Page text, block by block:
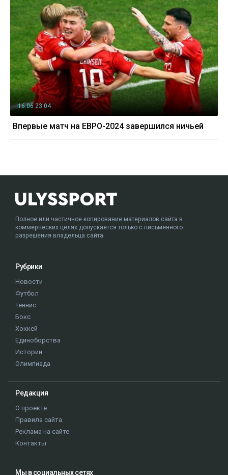
16.06 23:04
Впервые матч на ЕВРО-2024 завершился ничьей
Полное или частичное копирование материалов сайта в
коммерческих целях допускается только с письменного
разрешения владельца сайта.
Рубрики
Новости
Футбол
Теннис
Бокс
Хоккей
Единоборства
Истории
Олимпиада
Редакция
О проекте
Правила сайта
Реклама на сайте
Контакты
Мы в социальных сетях